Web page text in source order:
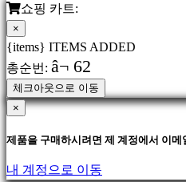
쇼핑 카트:
×
{items} ITEMS ADDED
총순번: â¬ 62
체크아웃으로 이동
×
제품을 구매하시려면 제 계정에서 이
내 계정으로 이동